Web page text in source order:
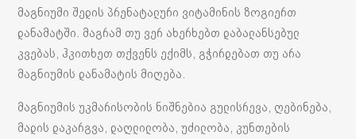
მაგნიუმი შედის პრენატალური ვიტამინის ზოგიერთ
დანამატში. მაგრამ თუ ვერ ახერხებთ დაბალანსებულ
კვებას, ჰკითხეთ თქვენს ექიმს, გჭირდებათ თუ არა
მაგნიუმის დანამატის მიღება.
მაგნიუმის უკმარისობის ნიშნებია გულისრევა, ღებინება,
მადის დაკარგვა, დაღლილობა, უძილობა, კუნთების